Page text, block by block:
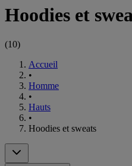
Hoodies et
(10)
Accueil
•
Homme
•
Hauts
•
Hoodies et sweats